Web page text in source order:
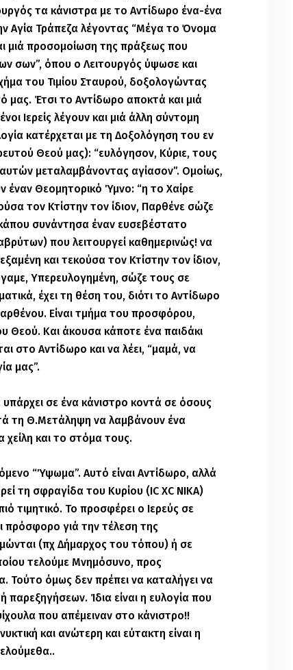
τα κάνιστρα με το Αντίδωρο ένα-ένα
Αγία Τράπεζα λέγοντας “Μέγα το Όνομα
μιά προσομοίωση της πράξεως που
σων”, όπου ο Λειτουργός ύψωσε και
του Τιμίου Σταυρού, δοξολογώντας
μας. Έτσι το Αντίδωρο αποκτά και μιά
Ιερείς λέγουν και μιά άλλη σύντομη
κατέρχεται με τη Δοξολόγηση του εν
Θεού μας): “ευλόγησον, Κύριε, τους
μεταλαμβάνοντας αγίασον”. Ομοίως,
έναν Θεομητορικό Ύμνο: “η το Χαίρε
τον Κτίστην τον ίδιον, Παρθένε σώζε
συνάντησα έναν ευσεβέστατο
που λειτουργεί καθημερινώς! να
και τεκούσα τον Κτίστην τον ίδιον,
Υπερευλογημένη, σώζε τους σε
έχει τη θέση του, διότι το Αντίδωρο
Είναι τμήμα του προσφόρου,
Θεού. Και άκουσα κάποτε ένα παιδάκι
στο Αντίδωρο και να λέει, “μαμά, να
μας”.
σε ένα κάνιστρο κοντά σε όσους
τη Θ.Μετάληψη να λαμβάνουν ένα
χείλη και το στόμα τους.
“Ύψωμα”. Αυτό είναι Αντίδωρο, αλλά
τη σφραγίδα του Κυρίου (IC XC ΝΙΚΑ)
τιμητικό. Το προσφέρει ο Ιερεύς σε
πρόσφορο γιά την τέλεση της
(πχ Δήμαρχος του τόπου) ή σε
τελούμε Μνημόσυνο, προς
Τούτο όμως δεν πρέπει να καταλήγει να
παρεξηγήσεων. Ίδια είναι η ευλογία που
που απέμειναν στο κάνιστρο!!
και ανώτερη και εύτακτη είναι η